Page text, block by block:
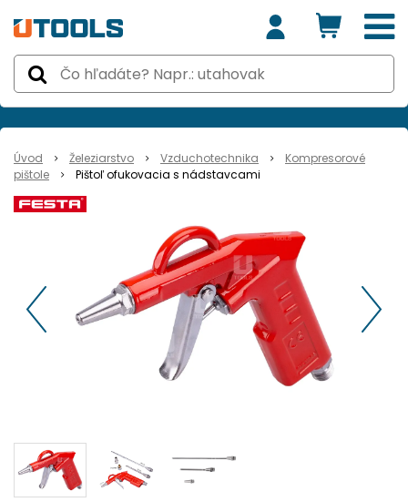
Úvod Železiarstvo Vzduchotechnika
Kompresorové
pištole
Pištoľ ofukovacia s nádstavcami